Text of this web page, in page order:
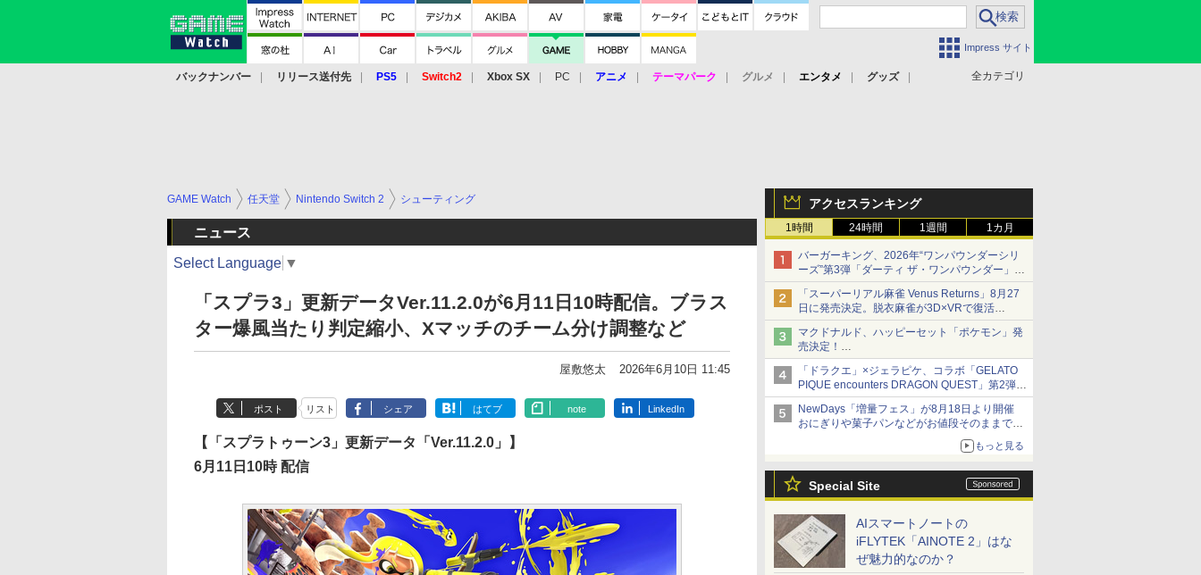
Impress サイト
全カテゴリ
バックナンバー リリース送付先 PS5 Switch2 Xbox SX PC アニメ テーマパーク グルメ エンタメ
グッズ
アクセスランキング
1時間 24時間 1週間 1カ月
バーガーキング、2026年“ワンパウンダーシリ
ーズ”第3弾「ダーティ ザ・ワンパウンダー」を
8月7日発売
「特製ガーリックマヨソース」を使用した超大
型チーズバーガー
「スーパーリアル麻雀 Venus Returns」8月27
日に発売決定。脱衣麻雀が3D×VRで復活
発売から2週間は20%オフになるセールが実施
マクドナルド、ハッピーセット「ポケモン」発
売決定！
ポケモン30周年記念で30匹が大集合
「ドラクエ」×ジェラピケ、コラボ「GELATO
PIQUE encounters DRAGON QUEST」第2弾が
本日発売
アイスカップに入ったスライムやわたぼう、ベ
ビーサタンなどがオリジナルアートで登場
NewDays「増量フェス」が8月18日より開催
おにぎりや菓子パンなどがお値段そのままで最
もっと見る
Special Site
AIスマートノートの
iFLYTEK「AINOTE 2」はな
ぜ魅力的なのか？
GAME Watch 任天堂 Nintendo Switch 2 シューティング
ニュース
Select Language ▼
「スプラ3」更新データVer.11.2.0が6月11日10時配信。ブラス
ター爆風当たり判定縮小、Xマッチのチーム分け調整など
屋敷悠太 2026年6月10日 11:45
ポスト リスト シェア はてブ note LinkedIn
【「スプラトゥーン3」更新データ「Ver.11.2.0」】
6月11日10時 配信